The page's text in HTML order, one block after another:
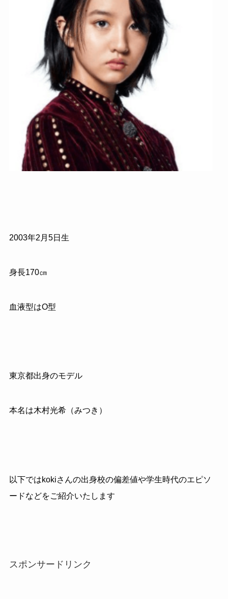
2003年2 月 5日生
身長170㎝
血液型はO型
東京都出身のモデル
本名は木村光希（みつき）
以下ではkokiさんの出身校の偏差値や学生時代のエピソ
ードなどをご紹介いたします
スポンサードリンク